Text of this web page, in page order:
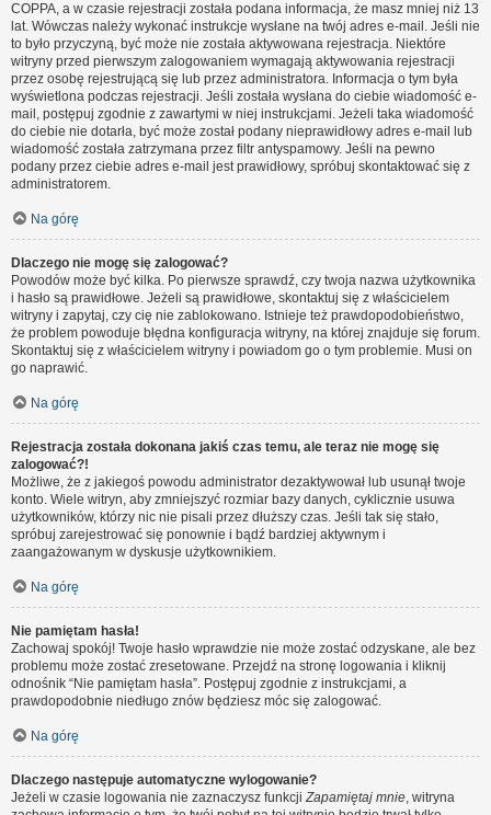
COPPA, a w czasie rejestracji została podana informacja, że masz mniej niż 13
lat. Wówczas należy wykonać instrukcje wysłane na twój adres e-mail. Jeśli nie
to było przyczyną, być może nie została aktywowana rejestracja. Niektóre
witryny przed pierwszym zalogowaniem wymagają aktywowania rejestracji
przez osobę rejestrującą się lub przez administratora. Informacja o tym była
wyświetlona podczas rejestracji. Jeśli została wysłana do ciebie wiadomość e-
mail, postępuj zgodnie z zawartymi w niej instrukcjami. Jeżeli taka wiadomość
do ciebie nie dotarła, być może został podany nieprawidłowy adres e-mail lub
wiadomość została zatrzymana przez filtr antyspamowy. Jeśli na pewno
podany przez ciebie adres e-mail jest prawidłowy, spróbuj skontaktować się z
administratorem.
Na górę
Dlaczego nie mogę się zalogować?
Powodów może być kilka. Po pierwsze sprawdź, czy twoja nazwa użytkownika
i hasło są prawidłowe. Jeżeli są prawidłowe, skontaktuj się z właścicielem
witryny i zapytaj, czy cię nie zablokowano. Istnieje też prawdopodobieństwo,
że problem powoduje błędna konfiguracja witryny, na której znajduje się forum.
Skontaktuj się z właścicielem witryny i powiadom go o tym problemie. Musi on
go naprawić.
Na górę
Rejestracja została dokonana jakiś czas temu, ale teraz nie mogę się
zalogować?!
Możliwe, że z jakiegoś powodu administrator dezaktywował lub usunął twoje
konto. Wiele witryn, aby zmniejszyć rozmiar bazy danych, cyklicznie usuwa
użytkowników, którzy nic nie pisali przez dłuższy czas. Jeśli tak się stało,
spróbuj zarejestrować się ponownie i bądź bardziej aktywnym i
zaangażowanym w dyskusje użytkownikiem.
Na górę
Nie pamiętam hasła!
Zachowaj spokój! Twoje hasło wprawdzie nie może zostać odzyskane, ale bez
problemu może zostać zresetowane. Przejdź na stronę logowania i kliknij
odnośnik “Nie pamiętam hasła”. Postępuj zgodnie z instrukcjami, a
prawdopodobnie niedługo znów będziesz móc się zalogować.
Na górę
Dlaczego następuje automatyczne wylogowanie?
Jeżeli w czasie logowania nie zaznaczysz funkcjiZapamiętaj mnie, witryna